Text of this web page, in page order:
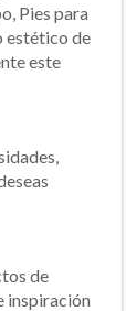
Pies para
estético de
este
de
inspiración